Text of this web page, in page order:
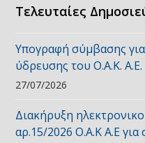
Τελευταίες
Υπογραφή σύμβασης
ύδρευσης του Ο.Α.Κ. Α.Ε.
27/07/2026
Διακήρυξη
αρ.15/2026 Ο.Α.Κ Α.Ε